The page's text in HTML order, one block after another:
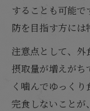
することも可能
防を目指す方には
注意点として、外
摂取量が増えがち
く噛んでゆっく
完食しないことが